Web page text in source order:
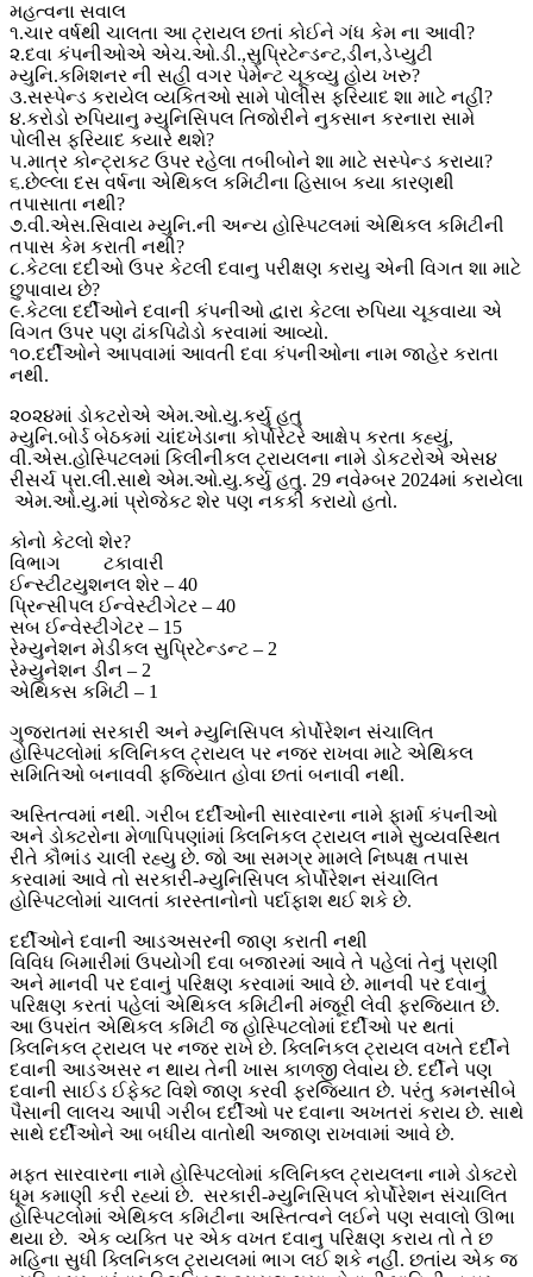
મહત્વના સવાલ
૧.ચાર વર્ષથી ચાલતા આ ટ્રાયલ છતાં કોઈને ગંધ કેમ ના આવી?
૨.દવા કંપનીઓએ એચ.ઓ.ડી.,સુપ્રિટેન્ડન્ટ,ડીન,ડેપ્યુટી
મ્યુનિ.કમિશનર ની સહી વગર પેમેન્ટ ચૂકવ્યુ હોય ખરુ?
૩.સસ્પેન્ડ કરાયેલ વ્યકિતઓ સામે પોલીસ ફરિયાદ શા માટે નહીં?
૪.કરોડો રુપિયાનુ મ્યુનિસિપલ તિજોરીને નુકસાન કરનારા સામે
પોલીસ ફરિયાદ કયારે થશે?
૫.માત્ર કોન્ટ્રાકટ ઉપર રહેલા તબીબોને શા માટે સસ્પેન્ડ કરાયા?
૬.છેલ્લા દસ વર્ષના એથિકલ કમિટીના હિસાબ કયા કારણથી
તપાસાતા નથી?
૭.વી.એસ.સિવાય મ્યુનિ.ની અન્ય હોસ્પિટલમાં એથિકલ કમિટીની
તપાસ કેમ કરાતી નથી?
૮.કેટલા દદીઓ ઉપર કેટલી દવાનુ પરીક્ષણ કરાયુ એની વિગત શા માટે
છુપાવાય છે?
૯.કેટલા દર્દીઓને દવાની કંપનીઓ દ્વારા કેટલા રુપિયા ચૂકવાયા એ
વિગત ઉપર પણ ઢાંકપિઢોડો કરવામાં આવ્યો.
૧૦.દર્દીઓને આપવામાં આવતી દવા કંપનીઓના નામ જાહેર કરાતા
નથી.
૨૦૨૪માં ડોકટરોએ એમ.ઓ.યુ.કર્યુ હતુ
મ્યુનિ.બોર્ડ બેઠકમાં ચાંદખેડાના કોર્પોરેટરે આક્ષેપ કરતા કહ્યું,
વી.એસ.હોસ્પિટલમાં કિલીનીકલ ટ્રાયલના નામે ડોકટરોએ એસ૪
રીસર્ચ પ્રા.લી.સાથે એમ.ઓ.યુ.કર્યુ હતુ. 29 નવેમ્બર 2024માં કરાયેલા
એમ.ઓ.યુ.માં પ્રોજેકટ શેર પણ નકકી કરાયો હતો.
કોનો કેટલો શેર?
વિભાગ ટકાવારી
ઈન્સ્ટીટયુશનલ શેર – 40
પ્રિન્સીપલ ઈન્વેસ્ટીગેટર – 40
સબ ઈન્વેસ્ટીગેટર – 15
રેમ્યુનેશન મેડીકલ સુપ્રિટેન્ડન્ટ – 2
રેમ્યુનેશન ડીન – 2
એથિકસ કમિટી – 1
ગુજરાતમાં સરકારી અને મ્યુનિસિપલ કોર્પોરેશન સંચાલિત
હોસ્પિટલોમાં કલિનિકલ ટ્રાયલ પર નજર રાખવા માટે એથિકલ
સમિતિઓ બનાવવી ફજિયાત હોવા છતાં બનાવી નથી.
અસ્તિત્વમાં નથી. ગરીબ દર્દીઓની સારવારના નામે ફાર્મા કંપનીઓ
અને ડોક્ટરોના મેળાપિપણાંમાં ક્લિનિકલ ટ્રાયલ નામે સુવ્યવસ્થિત
રીતે કૌભાંડ ચાલી રહ્યુ છે. જો આ સમગ્ર મામલે નિષ્પક્ષ તપાસ
કરવામાં આવે તો સરકારી-મ્યુનિસિપલ કોર્પોરેશન સંચાલિત
હોસ્પિટલોમાં ચાલતાં કારસ્તાનોનો પર્દાફાશ થઈ શકે છે.
દર્દીઓને દવાની આડઅસરની જાણ કરાતી નથી
વિવિધ બિમારીમાં ઉપયોગી દવા બજારમાં આવે તે પહેલાં તેનું પ્રાણી
અને માનવી પર દવાનું પરિક્ષણ કરવામાં આવે છે. માનવી પર દવાનું
પરિક્ષણ કરતાં પહેલાં એથિકલ કમિટીની મંજૂરી લેવી ફરજિયાત છે.
આ ઉપરાંત એથિકલ કમિટી જ હોસ્પિટલોમાં દર્દીઓ પર થતાં
ક્લિનિકલ ટ્રાયલ પર નજર રાખે છે. ક્લિનિકલ ટ્રાયલ વખતે દર્દીને
દવાની આડઅસર ન થાય તેની ખાસ કાળજી લેવાય છે. દર્દીને પણ
દવાની સાઈડ ઈફેક્ટ વિશે જાણ કરવી ફરજિયાત છે. પરંતુ કમનસીબે
પૈસાની લાલચ આપી ગરીબ દર્દીઓ પર દવાના અખતરાં કરાય છે. સાથે
સાથે દર્દીઓને આ બધીય વાતોથી અજાણ રાખવામાં આવે છે.
મફત સારવારના નામે હોસ્પિટલોમાં કલિનિક્લ ટ્રાયલના નામે ડોક્ટરો
ધૂમ કમાણી કરી રહ્યાં છે. સરકારી-મ્યુનિસિપલ કોર્પોરેશન સંચાલિત
હોસ્પિટલોમાં એથિકલ કમિટીના અસ્તિત્વને લઈને પણ સવાલો ઊભા
થયા છે. એક વ્યક્તિ પર એક વખત દવાનુ પરિક્ષણ કરાય તો તે છ
મહિના સુધી ક્લિનિકલ ટ્રાયલમાં ભાગ લઈ શકે નહીં. છતાંય એક જ